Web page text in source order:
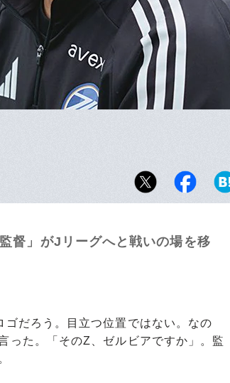
督」がJリーグへと戦いの場を移
だろう。目立つ位置ではない。なの
った。「そのZ、ゼルビアですか」。監